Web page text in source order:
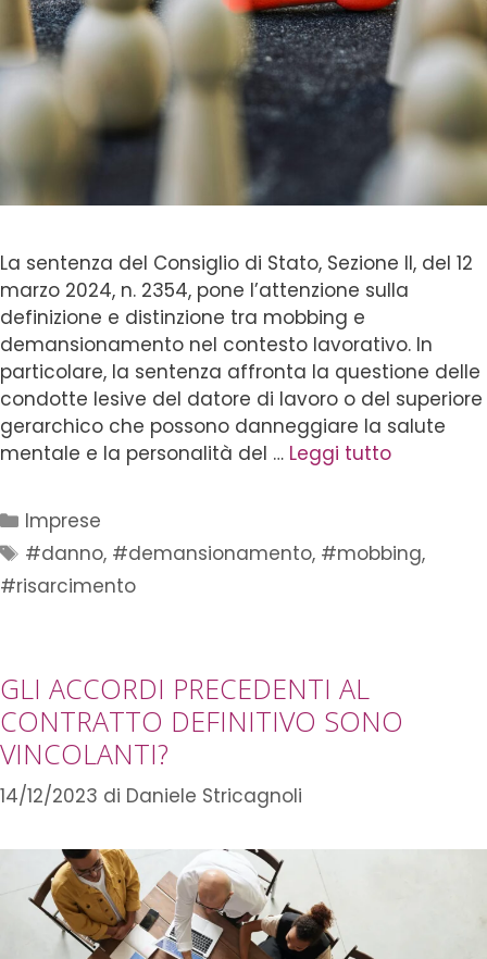
La sentenza del Consiglio di Stato, Sezione II, del 12
marzo 2024, n. 2354, pone l’attenzione sulla
definizione e distinzione tra mobbing e
demansionamento nel contesto lavorativo. In
particolare, la sentenza affronta la questione delle
condotte lesive del datore di lavoro o del superiore
gerarchico che possono danneggiare la salute
mentale e la personalità del … Leggi tutto
Imprese
#danno, #demansionamento, #mobbing,
#risarcimento
GLI ACCORDI PRECEDENTI AL
CONTRATTO DEFINITIVO SONO
VINCOLANTI?
14/12/2023 di Daniele Stricagnoli